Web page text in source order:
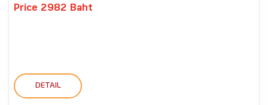
Price 2982 Baht
DETAIL